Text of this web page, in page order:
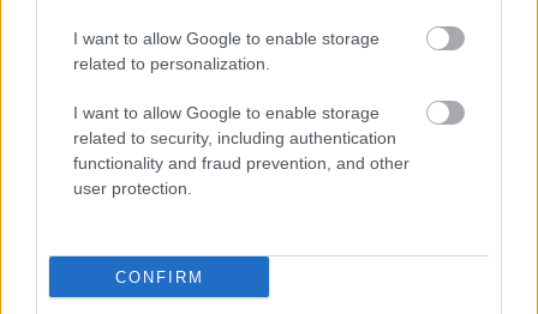
I want to allow Google to enable storage
related to personalization.
I want to allow Google to enable storage
related to security, including authentication
functionality and fraud prevention, and other
user protection.
CONFIRM